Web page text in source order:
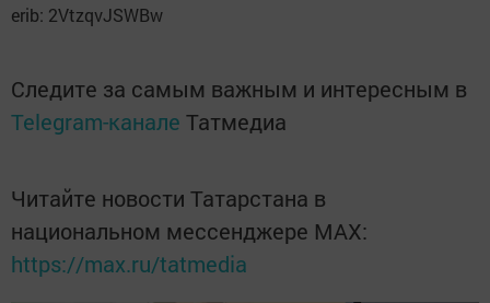
erib: 2VtzqvJSWBw
Следите за самым важным и интересным в
Telegram-канале Татмедиа
Читайте новости Татарстана в
национальном мессенджере MАХ:
https://max.ru/tatmedia